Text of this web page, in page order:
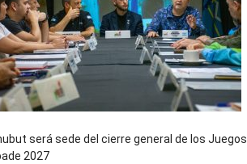
será sede del cierre general de los Juegos
2027